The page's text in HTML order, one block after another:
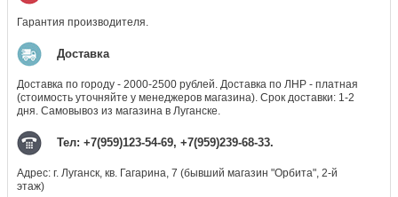
Гарантия производителя.
Доставка
Доставка по городу - 2000-2500 рублей. Доставка по ЛНР - платная
(стоимость уточняйте у менеджеров магазина). Срок доставки: 1-2
дня. Самовывоз из магазина в Луганске.
Тел: +7(959)123-54-69, +7(959)239-68-33.
Адрес: г. Луганск, кв. Гагарина, 7 (бывший магазин "Орбита", 2-й
этаж)